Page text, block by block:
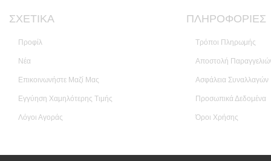
ΣΧΕΤΙΚΆ
Προφίλ
Νέα
Επικοινωνήστε Μαζί Μας
Εγγύηση Χαμηλότερης Τιμής
Λόγοι Αγοράς
ΠΛΗΡΟΦΟΡΊΕΣ
Τρόποι Πληρωμής
Αποστολή
Ασφάλεια Συναλλαγών
Προσωπικά Δεδομένα
Όροι Χρήσης